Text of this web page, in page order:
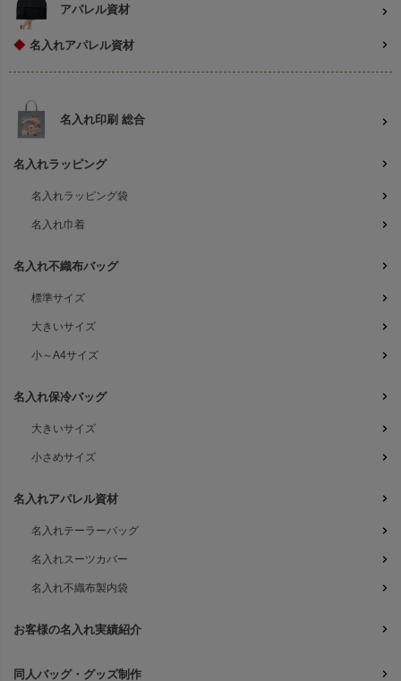
アパレル資材
◆ 名入れアパレル資材
名入れ印刷 総合
名入れラッピング
名入れラッピング袋
名入れ巾着
名入れ不織布バッグ
標準サイズ
大きいサイズ
小～A4サイズ
名入れ保冷バッグ
大きいサイズ
小さめサイズ
名入れアパレル資材
名入れテーラーバッグ
名入れスーツカバー
名入れ不織布製内袋
お客様の名入れ実績紹介
同人バッグ・グッズ制作